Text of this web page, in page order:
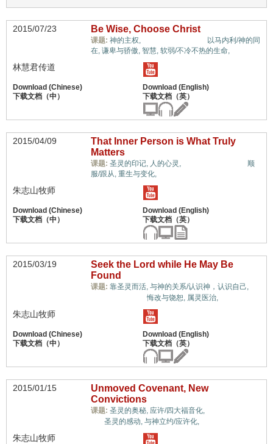
2015/07/23 Be Wise, Choose Christ
课题: 神的主权,
以马内利/神的同
在, 谦卑与骄傲, 智慧, 软弱/不冷不热的生命,
林慧君传道
2015/04/09
That Inner Person is What Truly
Matters
课题: 圣灵的印记, 人的心灵,
顺
服/跟从, 重生与变化,
朱志山牧师
2015/03/19
Seek the Lord while He May Be
Found
课题: 靠圣灵而活, 与神的关系/认识神，认识自己,
悔改与饶恕, 属灵医治,
朱志山牧师
2015/01/15
Unmoved Covenant, New
Convictions
课题: 圣灵的奥秘, 应许/四大福音化,
圣灵的感动, 与神立约/应许化,
朱志山牧师